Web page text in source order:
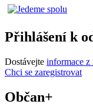
Přihlášení k
Dostávejte informace z
Chci se zaregistrovat
Občan+